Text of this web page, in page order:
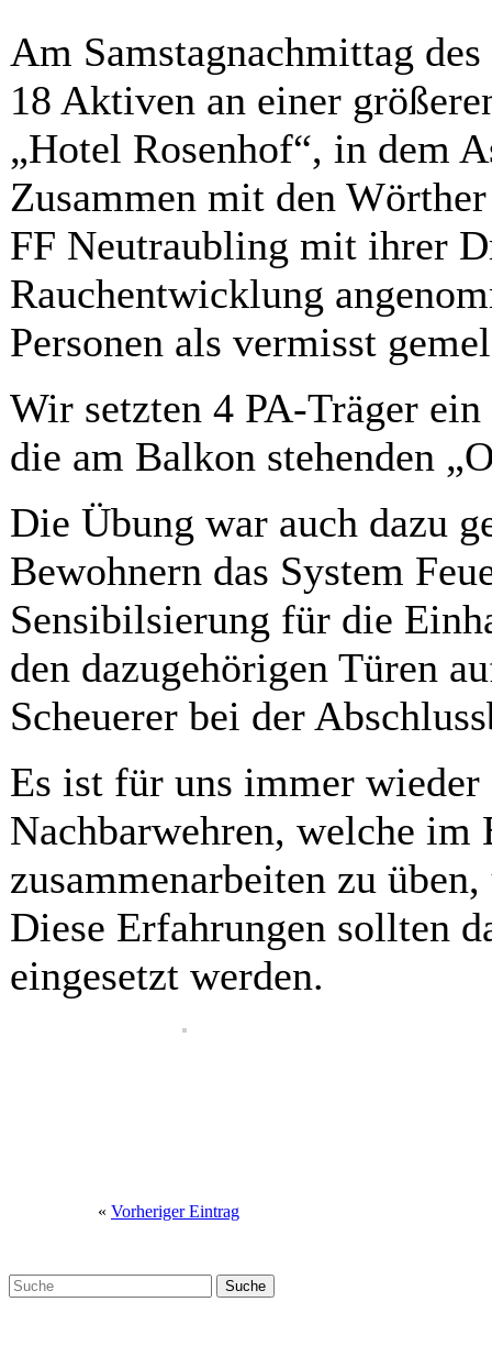
Am Samstagnachmittag
18 Aktiven an einer
„Hotel Rosenhof“, in dem
Zusammen mit den
FF Neutraubling mit ihrer
Rauchentwicklung
Personen als vermisst
Wir setzten 4 PA-Träger
die am Balkon stehenden
Die Übung war auch dazu
Bewohnern das System
Sensibilsierung für die
den dazugehörigen Türen
Scheuerer bei der
Es ist für uns immer
Nachbarwehren, welche
zusammenarbeiten zu
Diese Erfahrungen sollten
eingesetzt werden.
« Vorheriger Eintrag